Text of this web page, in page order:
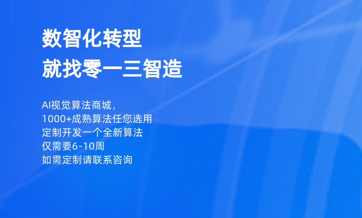
数智化转型
就找零一三智造
AI视觉算法商城，
1000+成熟算法任您选用
定制开发一个全新算法
仅需要6-10周
如需定制请联系咨询